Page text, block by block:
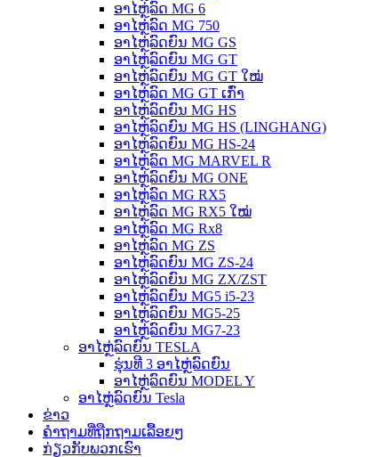
ອາໄຫຼ່ລົດ MG 6
ອາໄຫຼ່ລົດ MG 750
ອາໄຫຼ່ລົດຍົນ MG GS
ອາໄຫຼ່ລົດຍົນ MG GT
ອາໄຫຼ່ລົດຍົນ MG GT ໃໝ່
ອາໄຫຼ່ລົດ MG GT ເກົ່າ
ອາໄຫຼ່ລົດຍົນ MG HS
ອາໄຫຼ່ລົດຍົນ MG HS (LINGHANG)
ອາໄຫຼ່ລົດຍົນ MG HS-24
ອາໄຫຼ່ລົດ MG MARVEL R
ອາໄຫຼ່ລົດຍົນ MG ONE
ອາໄຫຼ່ລົດ MG RX5
ອາໄຫຼ່ລົດ MG RX5 ໃໝ່
ອາໄຫຼ່ລົດ MG Rx8
ອາໄຫຼ່ລົດ MG ZS
ອາໄຫຼ່ລົດຍົນ MG ZS-24
ອາໄຫຼ່ລົດຍົນ MG ZX/ZST
ອາໄຫຼ່ລົດຍົນ MG5 i5-23
ອາໄຫຼ່ລົດຍົນ MG5-25
ອາໄຫຼ່ລົດຍົນ MG7-23
ອາໄຫຼ່ລົດຍົນ TESLA
ຮຸ່ນທີ 3 ອາໄຫຼ່ລົດຍົນ
ອາໄຫຼ່ລົດຍົນ MODEL Y
ອາໄຫຼ່ລົດຍົນ Tesla
ຂ່າວ
ຄຳຖາມທີ່ຖືກຖາມເລື້ອຍໆ
ກ່ຽວກັບພວກເຮົາ